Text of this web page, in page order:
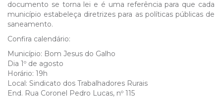
documento se torna lei e é uma referência para que cada
município estabeleça diretrizes para as políticas públicas de
saneamento.
Confira calendário:
Município: Bom Jesus do Galho
Dia 1º de agosto
Horário: 19h
Local: Sindicato dos Trabalhadores Rurais
End. Rua Coronel Pedro Lucas, nº 115